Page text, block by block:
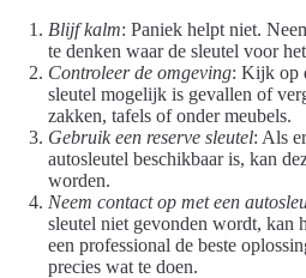
Blijf kalm: Paniek helpt niet.
te denken waar de sleutel voor
Controleer de omgeving: Kijk op
sleutel mogelijk is gevallen of
zakken, tafels of onder meubels.
Gebruik een reserve sleutel: Als
autosleutel beschikbaar is, kan
worden.
Neem contact op met een
sleutel niet gevonden wordt, kan
een professional de beste
precies wat te doen.